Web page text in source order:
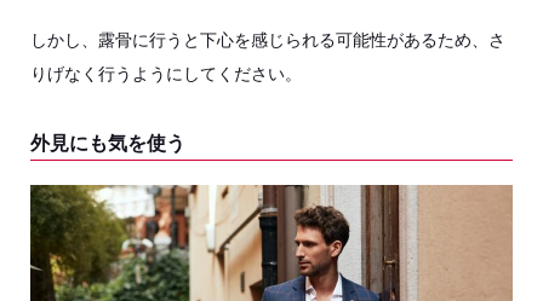
しかし、露骨に行うと下心を感じられる可能性があるため、さ
りげなく行うようにしてください。
外見にも気を使う